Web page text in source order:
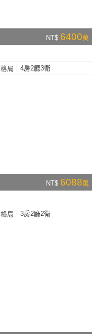
NT$ 6400萬
格局 4房2廳3衛
NT$ 6088萬
格局
3房2廳2衛